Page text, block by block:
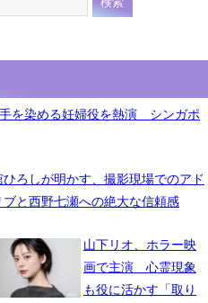
を染める妊婦役を熱演 シンガポ
ひろしが明かす、撮影現場でのアド
ブと西野七瀬への絶大な信頼感
山下リオ、ホラー映
画で主演 心霊現象
も役に活かす「取り